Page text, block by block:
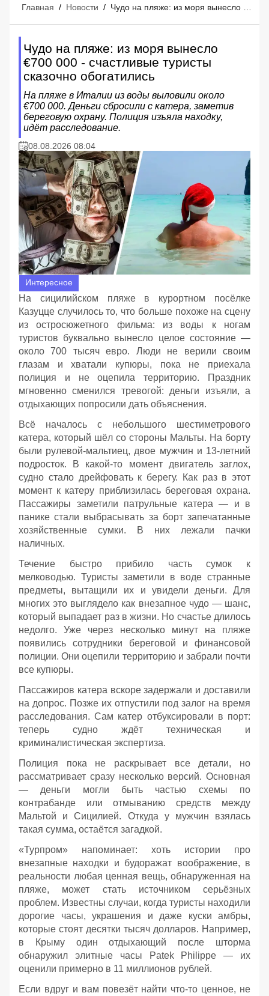
Главная / Новости / Чудо на пляже: из моря вынесло €700 000 - счастливые туристы сказочно обогатились
Чудо на пляже: из моря вынесло
€700 000 - счастливые туристы
сказочно обогатились
На пляже в Италии из воды выловили около
€700 000. Деньги сбросили с катера, заметив
береговую охрану. Полиция изъяла находку,
идёт расследование.
08.08.2026 08:04
Интересное
На сицилийском пляже в курортном посёлке
Казуцце случилось то, что больше похоже на сцену
из остросюжетного фильма: из воды к ногам
туристов буквально вынесло целое состояние —
около 700 тысяч евро. Люди не верили своим
глазам и хватали купюры, пока не приехала
полиция и не оцепила территорию. Праздник
мгновенно сменился тревогой: деньги изъяли, а
отдыхающих попросили дать объяснения.
Всё началось с небольшого шестиметрового
катера, который шёл со стороны Мальты. На борту
были рулевой‑мальтиец, двое мужчин и 13‑летний
подросток. В какой‑то момент двигатель заглох,
судно стало дрейфовать к берегу. Как раз в этот
момент к катеру приблизилась береговая охрана.
Пассажиры заметили патрульные катера — и в
панике стали выбрасывать за борт запечатанные
хозяйственные сумки. В них лежали пачки
наличных.
Течение быстро прибило часть сумок к
мелководью. Туристы заметили в воде странные
предметы, вытащили их и увидели деньги. Для
многих это выглядело как внезапное чудо — шанс,
который выпадает раз в жизни. Но счастье длилось
недолго. Уже через несколько минут на пляже
появились сотрудники береговой и финансовой
полиции. Они оцепили территорию и забрали почти
все купюры.
Пассажиров катера вскоре задержали и доставили
на допрос. Позже их отпустили под залог на время
расследования. Сам катер отбуксировали в порт:
теперь судно ждёт техническая и
криминалистическая экспертиза.
Полиция пока не раскрывает все детали, но
рассматривает сразу несколько версий. Основная
— деньги могли быть частью схемы по
контрабанде или отмыванию средств между
Мальтой и Сицилией. Откуда у мужчин взялась
такая сумма, остаётся загадкой.
«Турпром» напоминает: хоть истории про
внезапные находки и будоражат воображение, в
реальности любая ценная вещь, обнаруженная на
пляже, может стать источником серьёзных
проблем. Известны случаи, когда туристы находили
дорогие часы, украшения и даже куски амбры,
которые стоят десятки тысяч долларов. Например,
в Крыму один отдыхающий после шторма
обнаружил элитные часы Patek Philippe — их
оценили примерно в 11 миллионов рублей.
Если вдруг и вам повезёт найти что‑то ценное, не